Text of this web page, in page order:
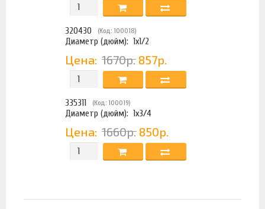
320430 (Код: 100018)
Диаметр (дюйм): 1х1/2
Цена: 1670р. 857р.
335311 (Код: 100019)
Диаметр (дюйм): 1х3/4
Цена: 1660р. 850р.